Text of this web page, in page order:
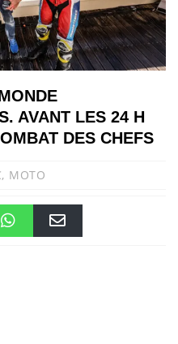
AVANT LES 24 H
DES CHEFS
, MOTO